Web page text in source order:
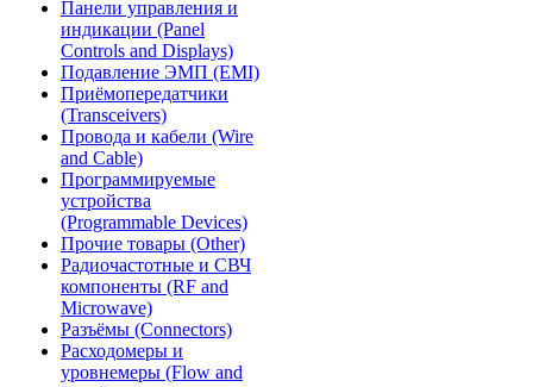
Панели управления и
индикации (Panel
Controls and Displays)
Подавление ЭМП (EMI)
Приёмопередатчики
(Transceivers)
Провода и кабели (Wire
and Cable)
Программируемые
устройства
(Programmable Devices)
Прочие товары (Other)
Радиочастотные и СВЧ
компоненты (RF and
Microwave)
Разъёмы (Connectors)
Расходомеры и
уровнемеры (Flow and